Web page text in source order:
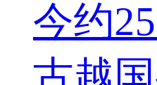
今约